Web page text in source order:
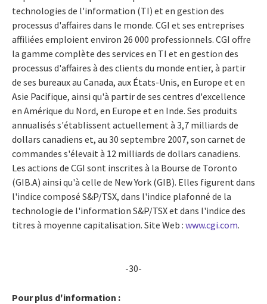
technologies de l'information (TI) et en gestion des
processus d'affaires dans le monde. CGI et ses entreprises
affiliées emploient environ 26 000 professionnels. CGI offre
la gamme complète des services en TI et en gestion des
processus d'affaires à des clients du monde entier, à partir
de ses bureaux au Canada, aux États-Unis, en Europe et en
Asie Pacifique, ainsi qu'à partir de ses centres d'excellence
en Amérique du Nord, en Europe et en Inde. Ses produits
annualisés s'établissent actuellement à 3,7 milliards de
dollars canadiens et, au 30 septembre 2007, son carnet de
commandes s'élevait à 12 milliards de dollars canadiens.
Les actions de CGI sont inscrites à la Bourse de Toronto
(GIB.A) ainsi qu'à celle de New York (GIB). Elles figurent dans
l'indice composé S&P/TSX, dans l'indice plafonné de la
technologie de l'information S&P/TSX et dans l'indice des
titres à moyenne capitalisation. Site Web : www.cgi.com.
-30-
Pour plus d'information :